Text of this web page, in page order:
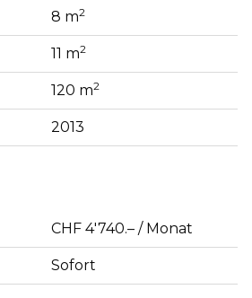
8 m2
11 m2
120 m2
2013
CHF 4'740.– / Monat
Sofort